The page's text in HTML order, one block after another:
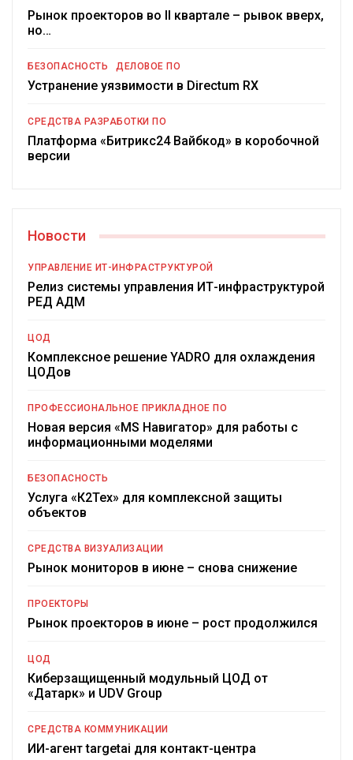
Рынок проекторов во II квартале – рывок вверх,
но…
БЕЗОПАСНОСТЬ ДЕЛОВОЕ ПО
Устранение уязвимости в Directum RX
СРЕДСТВА РАЗРАБОТКИ ПО
Платформа «Битрикс24 Вайбкод» в коробочной
версии
Новости
УПРАВЛЕНИЕ ИТ-ИНФРАСТРУКТУРОЙ
Релиз системы управления ИТ-инфраструктурой
РЕД АДМ
ЦОД
Комплексное решение YADRO для охлаждения
ЦОДов
ПРОФЕССИОНАЛЬНОЕ ПРИКЛАДНОЕ ПО
Новая версия «MS Навигатор» для работы с
информационными моделями
БЕЗОПАСНОСТЬ
Услуга «К2Тех» для комплексной защиты
объектов
СРЕДСТВА ВИЗУАЛИЗАЦИИ
Рынок мониторов в июне – снова снижение
ПРОЕКТОРЫ
Рынок проекторов в июне – рост продолжился
ЦОД
Киберзащищенный модульный ЦОД от
«Датарк» и UDV Group
СРЕДСТВА КОММУНИКАЦИИ
ИИ-агент targetai для контакт-центра